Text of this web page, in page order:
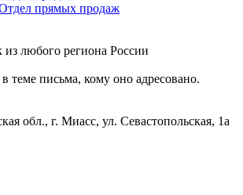
прямых продаж
из любого региона России
теме письма, кому оно адресовано.
обл., г. Миасс, ул. Севастопольская, 1а